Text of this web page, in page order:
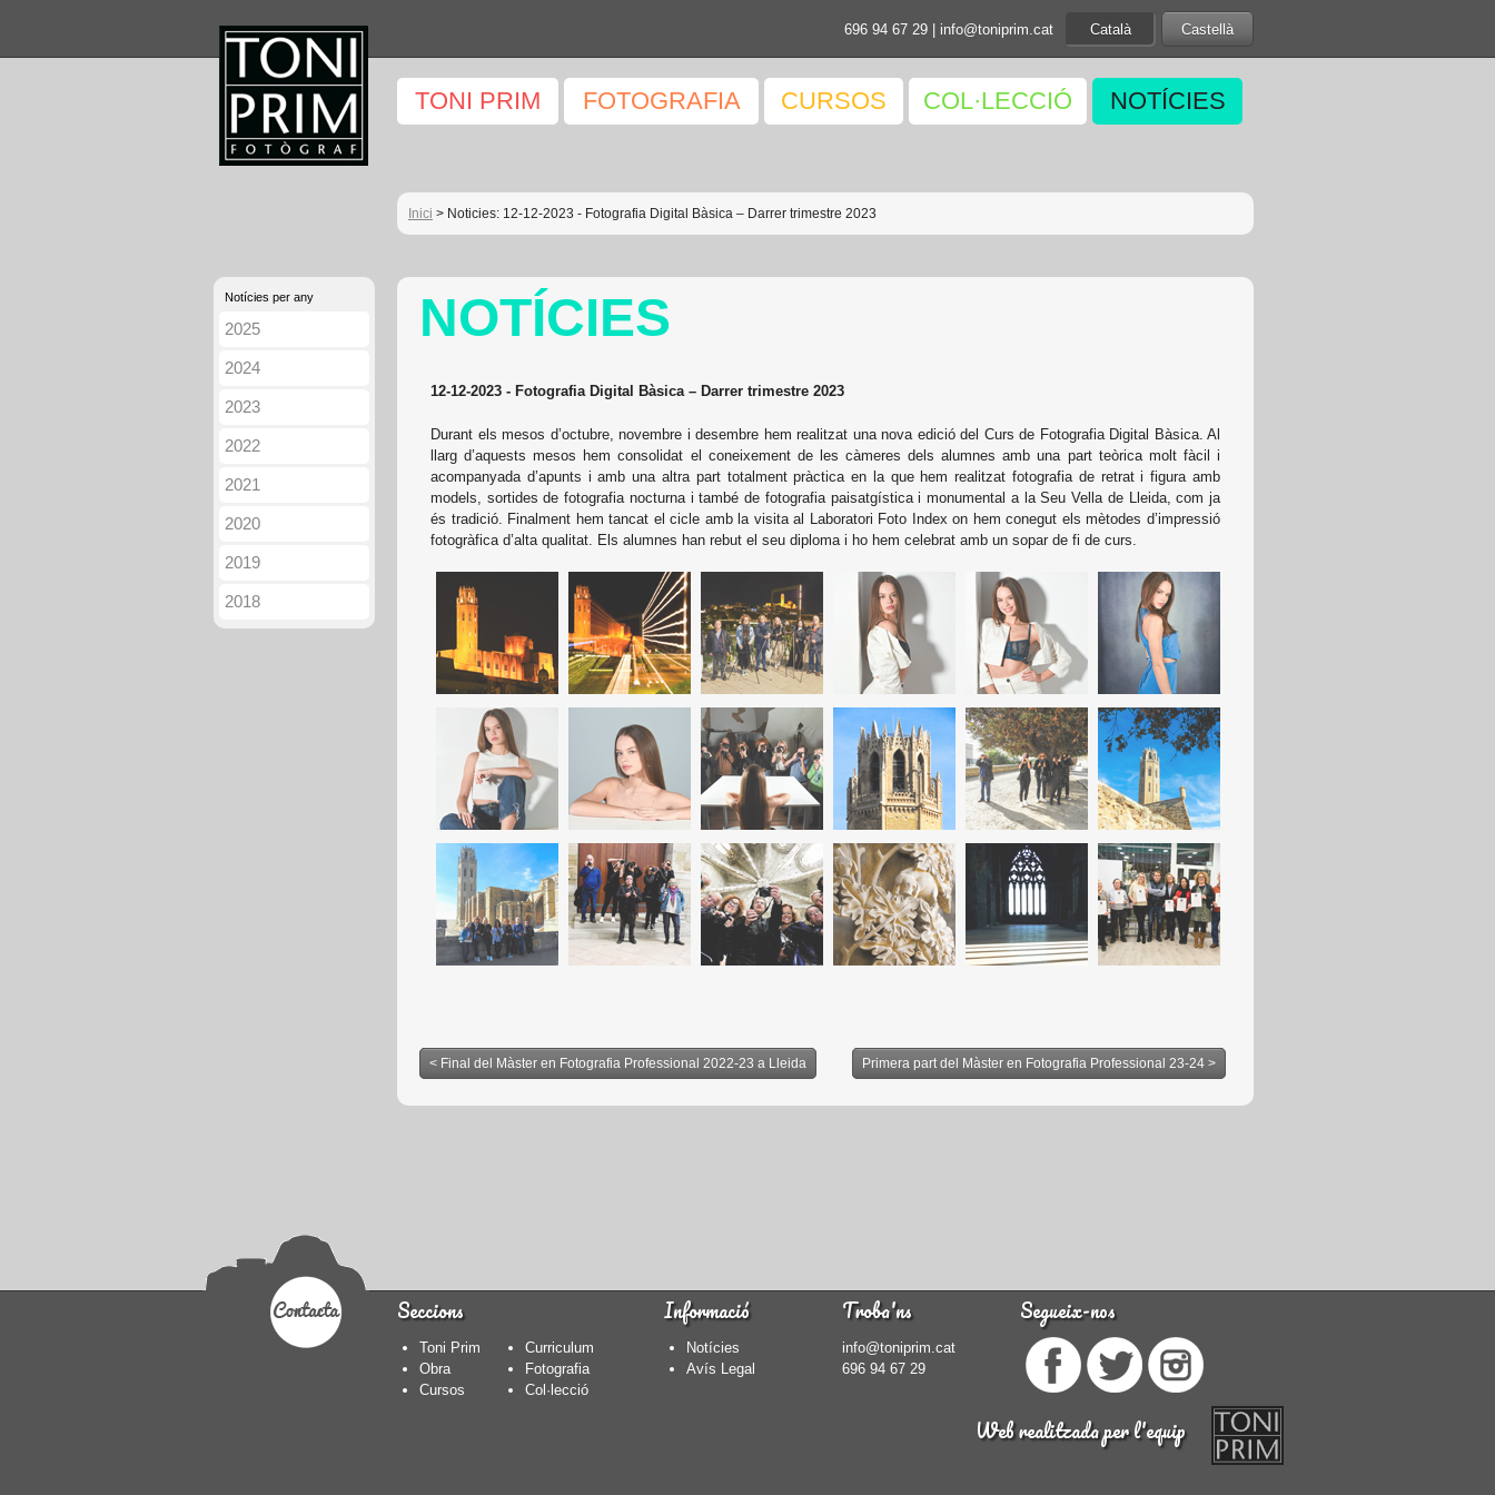
696 94 67 29 info@toniprim.cat Català Castellà
TONI PRIM FOTOGRAFIA CURSOS COL·LECCIÓ NOTÍCIES
Inici > Noticies: 12-12-2023 - Fotografia Digital Bàsica – Darrer trimestre 2023
Notícies per any
2025
2024
2023
2022
2021
2020
2019
2018
NOTÍCIES
12-12-2023 - Fotografia Digital Bàsica – Darrer trimestre 2023
Durant els mesos d’octubre, novembre i desembre hem realitzat una nova edició del Curs de Fotografia Digital Bàsica. Al
llarg d’aquests mesos hem consolidat el coneixement de les càmeres dels alumnes amb una part teòrica molt fàcil i
acompanyada d’apunts i amb una altra part totalment pràctica en la que hem realitzat fotografia de retrat i figura amb
models, sortides de fotografia nocturna i també de fotografia paisatgística i monumental a la Seu Vella de Lleida, com ja
és tradició. Finalment hem tancat el cicle amb la visita al Laboratori Foto Index on hem conegut els mètodes d’impressió
fotogràfica d’alta qualitat. Els alumnes han rebut el seu diploma i ho hem celebrat amb un sopar de fi de curs.
< Final del Màster en Fotografia Professional 2022-23 a Lleida Primera part del Màster en Fotografia Professional 23-24 >
Seccions
Toni Prim
Curriculum
Obra
Fotografia
Cursos
Col·lecció
Informació
Notícies
Avís Legal
Troba'ns
info@toniprim.cat
696 94 67 29
Segueix-nos
Web realitzada per l'equip